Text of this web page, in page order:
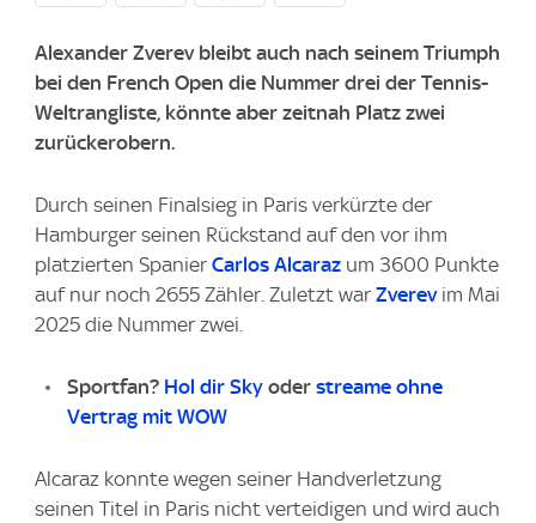
Alexander Zverev bleibt auch nach seinem Triumph
bei den French Open die Nummer drei der Tennis-
Weltrangliste, könnte aber zeitnah Platz zwei
zurückerobern.
Durch seinen Finalsieg in Paris verkürzte der
Hamburger seinen Rückstand auf den vor ihm
platzierten Spanier Carlos Alcaraz um 3600 Punkte
auf nur noch 2655 Zähler. Zuletzt war Zverevim Mai
2025 die Nummer zwei.
Sportfan? Hol dir Sky oder streame ohne
Vertrag mit WOW
Alcaraz konnte wegen seiner Handverletzung
seinen Titel in Paris nicht verteidigen und wird auch